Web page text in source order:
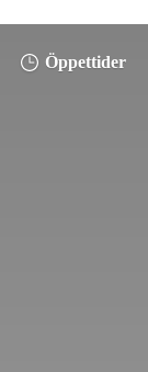
Öppettider